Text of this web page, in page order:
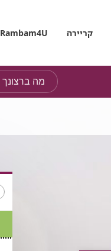
קריירה Rambam4U
בחירת
שים
לב,
בבחירת
לאתר
מה
ברצונך
לחפש?